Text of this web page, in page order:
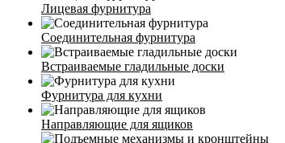
Лицевая фурнитура
Соединительная фурнитура
Встраиваемые гладильные доски
Фурнитура для кухни
Направляющие для ящиков